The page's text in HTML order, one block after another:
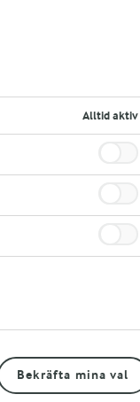
Alltid aktiv
Bekräfta mina val